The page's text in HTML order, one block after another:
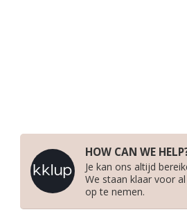
HOW CAN WE
Je kan ons altijd
We staan klaar voor
op te nemen.